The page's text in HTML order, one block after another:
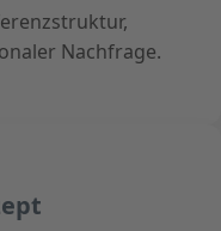
Nachfrage.